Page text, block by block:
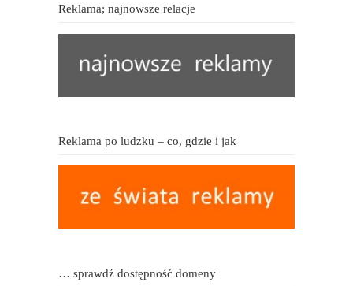
Reklama; najnowsze relacje
Reklama po ludzku – co, gdzie i jak
… sprawdź dostępność domeny